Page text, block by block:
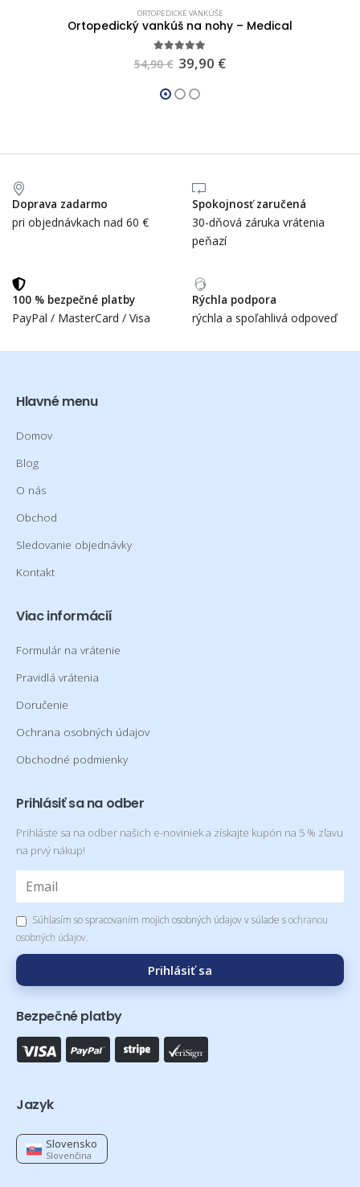
ORTOPEDICKÉ VANKÚŠE
Ortopedický vankúš na nohy – Medical
out of 5
54,90€ 39,90 €
Doprava zadarmo
pri objednávkach nad 60 €
Spokojnosť zaručená
30-dňová záruka vrátenia
peňazí
100 % bezpečné platby
PayPal / MasterCard / Visa
Rýchla podpora
rýchla a spoľahlivá odpoveď
Hlavné menu
Domov
Blog
O nás
Obchod
Sledovanie objednávky
Kontakt
Viac informácií
Formulár na vrátenie
Pravidlá vrátenia
Doručenie
Ochrana osobných údajov
Obchodné podmienky
Prihlásiť sa na odber
Prihláste sa na odber našich e-noviniek a získajte kupón na 5 % zľavu
na prvý nákup!
Súhlasím so spracovaním mojich osobných údajov v súlade sochranou
osobných údajov.
Prihlásiť sa
Bezpečné platby
Jazyk
Slovensko
Slovenčina